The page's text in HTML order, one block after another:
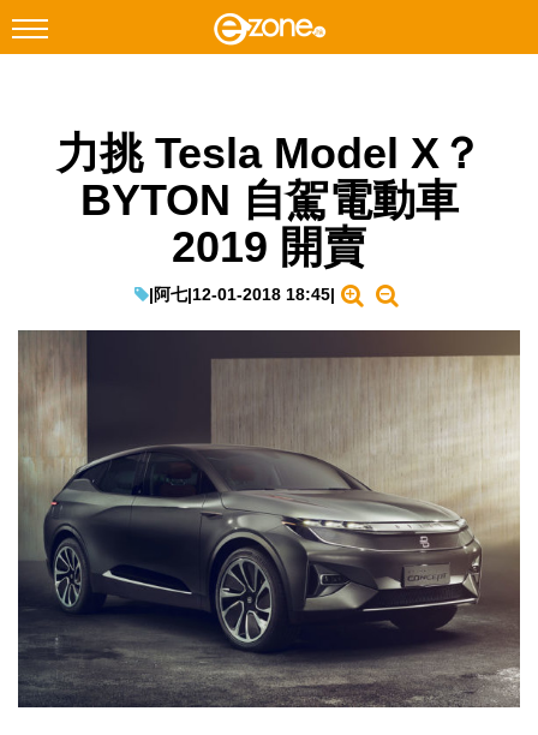
Facebook Instagram
教學評測
EduTech
IT Times
生成式AI與雲端應用
Enterprise Digital Transformation
特集
力挑 Tesla Model X？
BYTON 自駕電動車
2019 開賣
|阿七|12-01-2018 18:45|